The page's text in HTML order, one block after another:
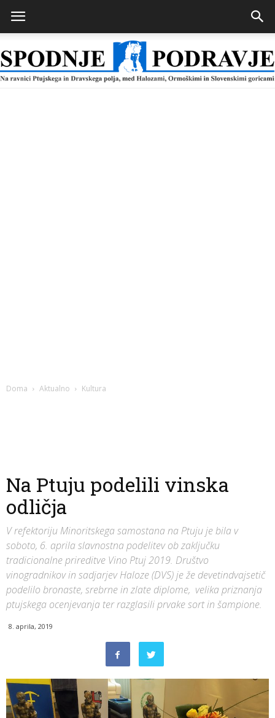
Doma Aktualno Kultura
Na Ptuju podelili vinska
odličja
V refektoriju Minoritskega samostana na Ptuju je bila v
soboto, 6. aprila slavnostna podelitev ob zaključku
tradicionalne prireditve Vino Ptuj 2019. Društvo
vinogradnikov in sadjarjev Haloze (DVS) je že devetindvajsetič
podelilo bronaste, srebrne in zlate diplome, velika priznanja
ptujskega ocenjevanja ter razglasili prvake sort in šampione.
8. aprila, 2019